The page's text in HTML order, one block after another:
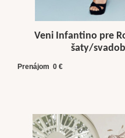
Veni Infantino pre
šaty/
Prenájom 0 €